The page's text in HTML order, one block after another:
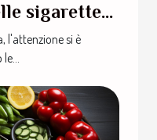
sigarette
l'attenzione si è